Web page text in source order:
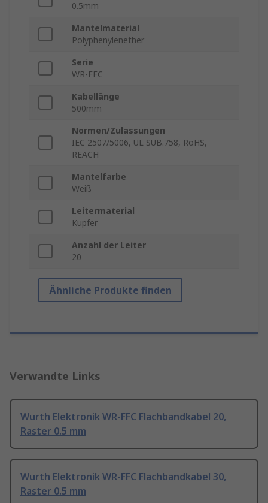
0.5mm
Mantelmaterial
Polyphenylenether
Serie
WR-FFC
Kabellänge
500mm
Normen/Zulassungen
IEC 2507/5006, UL SUB.758, RoHS,
REACH
Mantelfarbe
Weiß
Leitermaterial
Kupfer
Anzahl der Leiter
20
Ähnliche Produkte finden
Verwandte Links
Wurth Elektronik WR-FFC Flachbandkabel 20,
Raster 0.5 mm
Wurth Elektronik WR-FFC Flachbandkabel 30,
Raster 0.5 mm